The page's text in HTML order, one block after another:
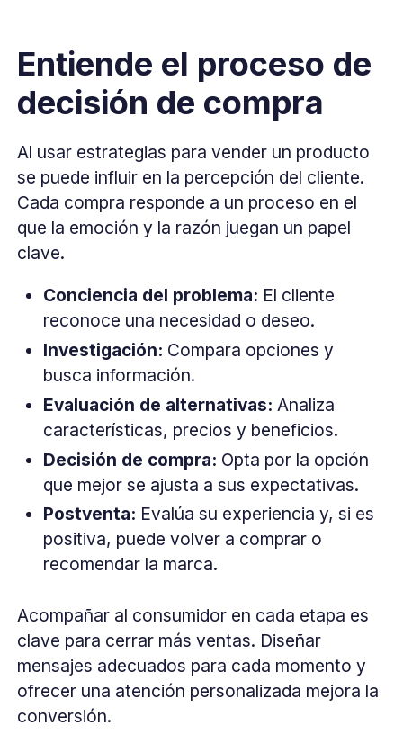
Entiende el proceso de
decisión de compra
Al usar estrategias para vender un producto
se puede influir en la percepción del cliente.
Cada compra responde a un proceso en el
que la emoción y la razón juegan un papel
clave.
Conciencia del problema: El cliente
reconoce una necesidad o deseo.
Investigación: Compara opciones y
busca información.
Evaluación de alternativas: Analiza
características, precios y beneficios.
Decisión de compra: Opta por la opción
que mejor se ajusta a sus expectativas.
Postventa: Evalúa su experiencia y, si es
positiva, puede volver a comprar o
recomendar la marca.
Acompañar al consumidor en cada etapa es
clave para cerrar más ventas. Diseñar
mensajes adecuados para cada momento y
ofrecer una atención personalizada mejora la
conversión.